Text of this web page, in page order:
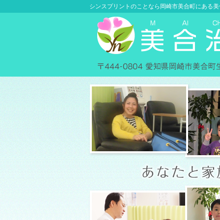
シンスプリントのことなら岡崎市美合町にある